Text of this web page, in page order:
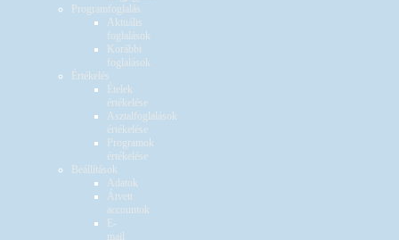
Programfoglalás
Aktuális
foglalások
Korábbi
foglalások
Értékelés
Ételek
értékelése
Asztalfoglalások
értékelése
Programok
értékelése
Beállítások
Adatok
Átvett
accountok
E-
mail